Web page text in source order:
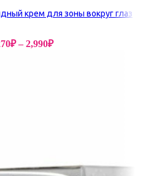
крем для зоны вокруг глаз
– 2,990₽